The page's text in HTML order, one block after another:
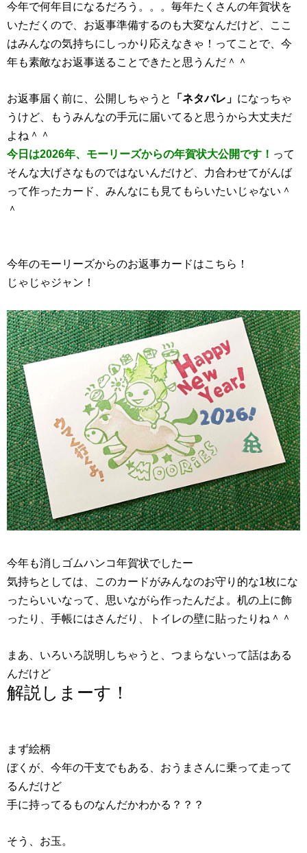
今年で何年目になるだろう。。。毎年たくさんの年賀状を
いただくので、お返事準備するのも大変なんだけど、ここ
はみんなの気持ちにしっかり応えなきゃ！ってことで、今
年も素敵なお返事送ることできたと思うんだ＾＾
お返事届く前に、公開しちゃうと 「ネタバレ」 になっちゃ
うけど、もうみんなの手元に届いてると思うから大丈夫だ
よね＾＾
今日は2026年、モーリーズからの年賀状大公開です！ って
そんな大げさなものではないんだけど、力合わせてがんば
って作ったカード、みんなにも見てもらいたいじゃない＾
＾
今年のモーリーズからのお返事カードはこちら！
じゃじゃジャン！
今年も消しゴムハンコ年賀状でしたー
気持ちとしては、このカードがみんなのお守り的な1枚にな
ったらいいなって、思いながら作ったんだよ。机の上に飾
ったり、手帳にはさんだり、トイレの壁に貼ったりね＾＾
まあ、いろいろ説明しちゃうと、つまらないって話はある
んだけど
解説しまーす！
まず絵柄
ぼくが、今年の干支でもある、おうまさんに乗って走って
るんだけど
手に持ってるものなんだかわかる？？？
そう、お玉。